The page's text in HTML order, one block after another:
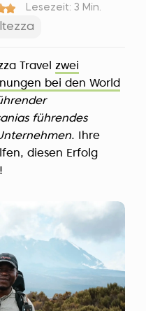
Lesezeit: 3 Min.
Travel zwei
bei den World
führendes
. Ihre
diesen Erfolg